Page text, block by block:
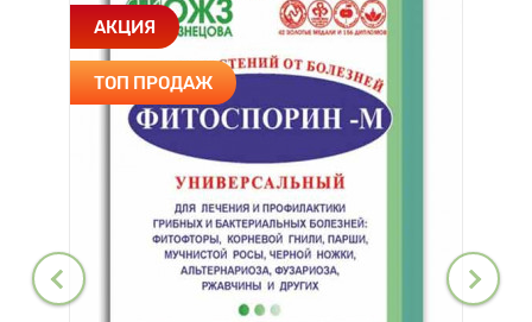
АКЦИЯ
ТОП ПРОДАЖ